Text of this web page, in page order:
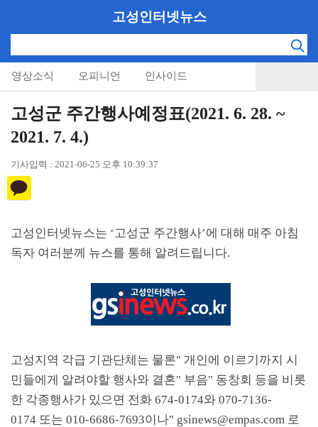
고성인터넷뉴스
영상소식 오피니언 인사이드
고성군 주간행사예정표(2021. 6. 28. ~
2021. 7. 4.)
기사입력 : 2021-06-25 오후 10:39:37
고성인터넷뉴스는 ‘고성군 주간행사’에 대해 매주 아침
독자 여러분께 뉴스를 통해 알려드립니다.
고성지역 각급 기관단체는 물론" 개인에 이르기까지 시
민들에게 알려야할 행사와 결혼" 부음" 동창회 등을 비롯
한 각종행사가 있으면 전화 674-0174와 070-7136-
0174 또는 010-6686-7693이나" gsinews@empas.com 로